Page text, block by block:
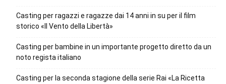
Casting per ragazzi e ragazze dai 14 anni in su per il film
storico «Il Vento della Libertà»
Casting per bambine in un importante progetto diretto da un
noto regista italiano
Casting per la seconda stagione della serie Rai «La Ricetta